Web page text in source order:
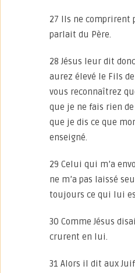
27 Ils ne comprirent
parlait du Père.
28 Jésus leur dit
aurez élevé le Fils
vous reconnaîtrez
que je ne fais rien
que je dis ce que
enseigné.
29 Celui qui m’a
ne m’a pas laissé
toujours ce qui lui
30 Comme Jésus
crurent en lui.
31 Alors il dit aux